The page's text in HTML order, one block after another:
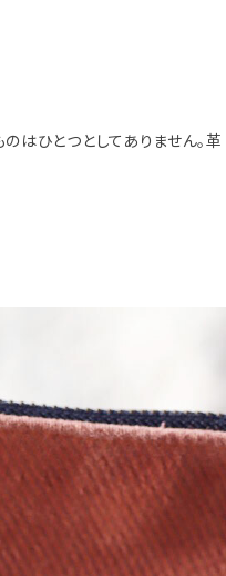
はひとつとしてありません。革